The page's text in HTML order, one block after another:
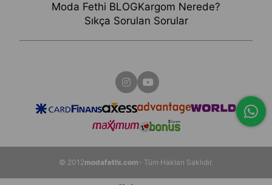
Moda Fethi BLOGKargom Nerede?
Sıkça Sorulan Sorular
© 2012modafethi.com- Tüm Hakları Saklıdır.